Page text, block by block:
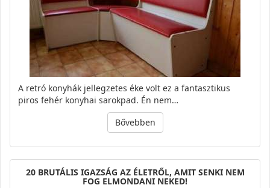
A retró konyhák jellegzetes éke volt ez a fantasztikus
piros fehér konyhai sarokpad. Én nem…
Bővebben
20 BRUTÁLIS IGAZSÁG AZ ÉLETRŐL, AMIT SENKI NEM
FOG ELMONDANI NEKED!